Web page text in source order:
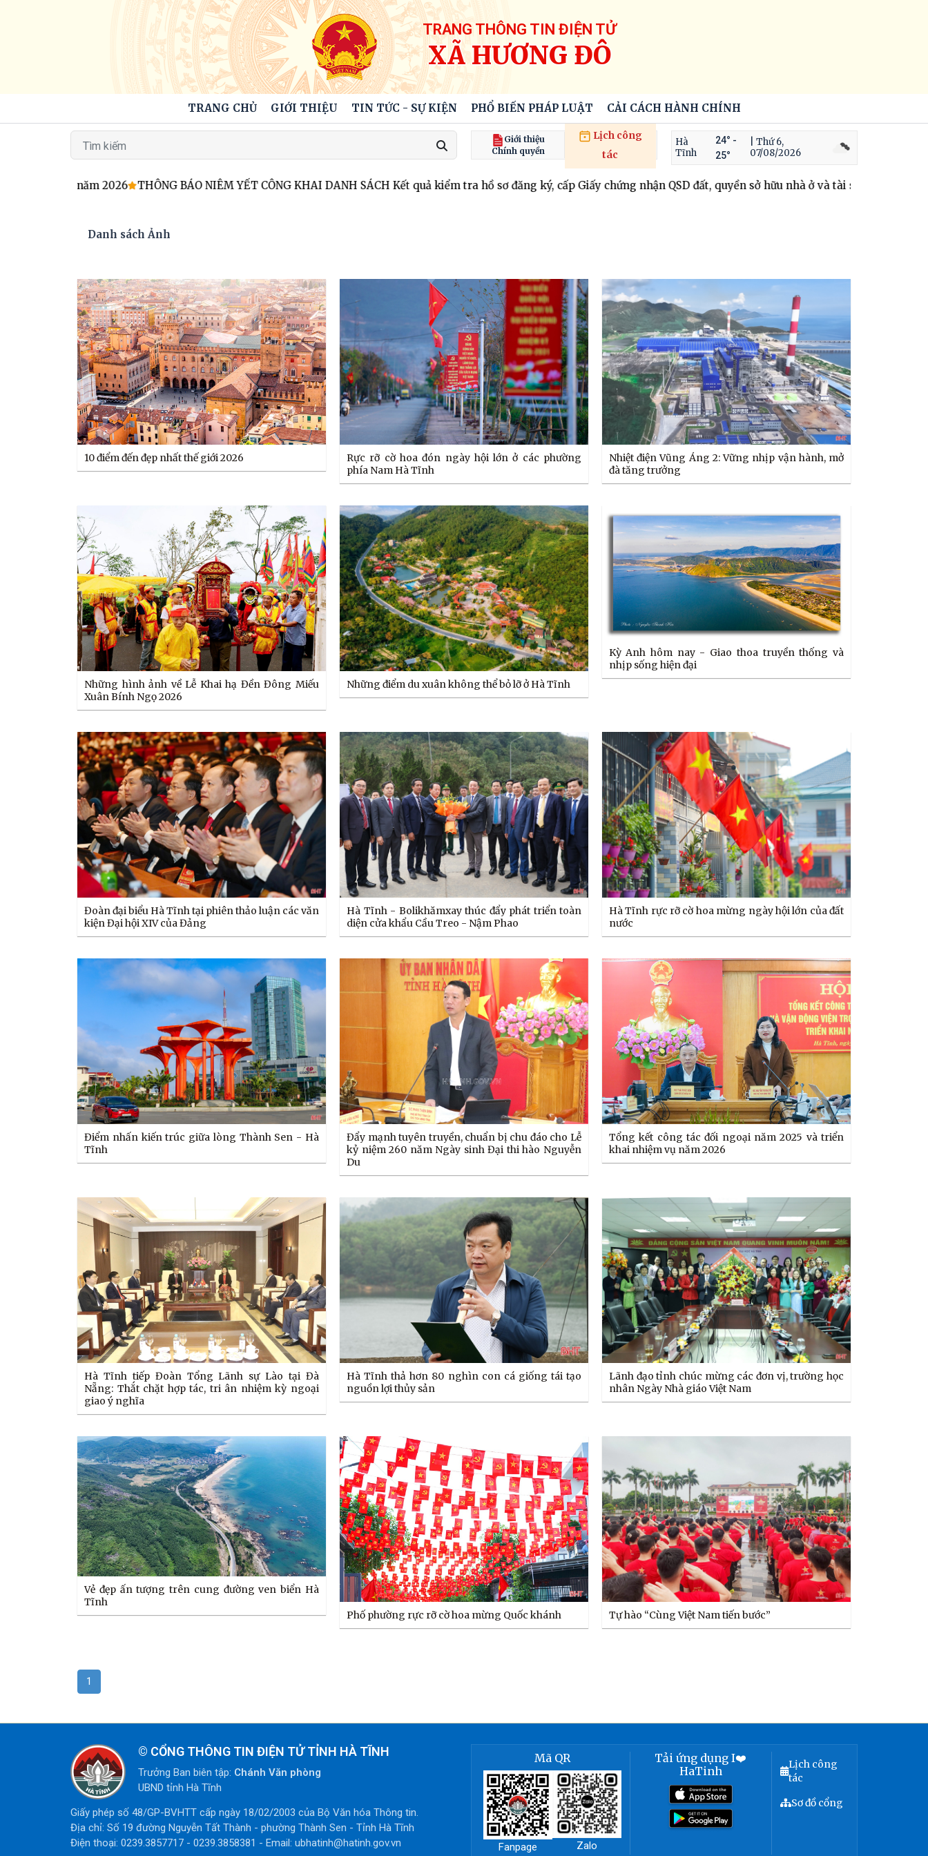
TRANG THÔNG TIN ĐIỆN TỬ
XÃ HƯƠNG ĐÔ
TRANG CHỦ GIỚI THIỆU TIN TỨC - SỰ KIỆN PHỔ BIẾN PHÁP LUẬT CẢI CÁCH HÀNH CHÍNH
Giới thiệu
Chính quyền
Lịch công
tác
Hà
Tĩnh
24° -
25°
| Thứ 6,
07/08/2026
THÔNG BÁO NIÊM YẾT CÔNG KHAI DANH SÁCH Kết quả kiểm tra hồ sơ đăng ký, cấp Giấy chứng nhận QSD đất, quyền sở hữu nhà ở và tài sản khác gắn liền với đất
Danh sách Ảnh
10 điểm đến đẹp nhất thế giới 2026
Rực rỡ cờ hoa đón ngày hội lớn ở các phường
phía Nam Hà Tĩnh
Nhiệt điện Vũng Áng 2: Vững nhịp vận hành, mở
đà tăng trưởng
Những hình ảnh về Lễ Khai hạ Đền Đông Miếu
Xuân Bính Ngọ 2026
Những điểm du xuân không thể bỏ lỡ ở Hà Tĩnh
Kỳ Anh hôm nay - Giao thoa truyền thống và
nhịp sống hiện đại
Đoàn đại biểu Hà Tĩnh tại phiên thảo luận các văn
kiện Đại hội XIV của Đảng
Hà Tĩnh - Bolikhămxay thúc đẩy phát triển toàn
diện cửa khẩu Cầu Treo - Nậm Phao
Hà Tĩnh rực rỡ cờ hoa mừng ngày hội lớn của đất
nước
Điểm nhấn kiến trúc giữa lòng Thành Sen - Hà
Tĩnh
Đẩy mạnh tuyên truyền, chuẩn bị chu đáo cho Lễ
kỷ niệm 260 năm Ngày sinh Đại thi hào Nguyễn
Du
Tổng kết công tác đối ngoại năm 2025 và triển
khai nhiệm vụ năm 2026
Hà Tĩnh tiếp Đoàn Tổng Lãnh sự Lào tại Đà
Nẵng: Thắt chặt hợp tác, tri ân nhiệm kỳ ngoại
giao ý nghĩa
Hà Tĩnh thả hơn 80 nghìn con cá giống tái tạo
nguồn lợi thủy sản
Lãnh đạo tỉnh chúc mừng các đơn vị, trường học
nhân Ngày Nhà giáo Việt Nam
Vẻ đẹp ấn tượng trên cung đường ven biển Hà
Tĩnh
Phố phường rực rỡ cờ hoa mừng Quốc khánh
Tự hào “Cùng Việt Nam tiến bước”
1
© CỔNG THÔNG TIN ĐIỆN TỬ TỈNH HÀ TĨNH
Trưởng Ban biên tập: Chánh Văn phòng
UBND tỉnh Hà Tĩnh
Giấy phép số 48/GP-BVHTT cấp ngày 18/02/2003 của Bộ Văn hóa Thông tin.
Địa chỉ: Số 19 đường Nguyễn Tất Thành - phường Thành Sen - Tỉnh Hà Tĩnh
Điện thoại: 0239.3857717 - 0239.3858381 - Email: ubhatinh@hatinh.gov.vn
Mã QR
Fanpage Zalo
Tải ứng dụng I❤️
HaTinh
Lịch công
tác
Sơ đồ cổng